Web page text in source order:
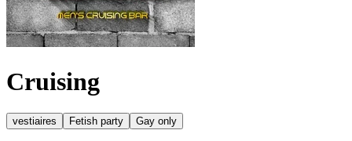
Cruising
vestiaires Fetish party Gay only